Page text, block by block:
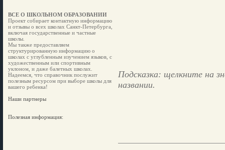
ВСЕ О ШКОЛЬНОМ ОБРАЗОВАНИИ
Проект собирает контактную информацию
и отзывы о всех школах Санкт-Петербурга,
включая государственные и частные
школы.
Мы также предоставляем
структурированную информацию о
школах с углубленным изучением языков, с
художественным или спортивным
уклоном, и даже балетных школах.
Надеемся, что справочник послужит
полезным ресурсом при выборе школы для
вашего ребенка!
Наши партнеры
Полезная информация:
Подсказка: щелкните на
названии.